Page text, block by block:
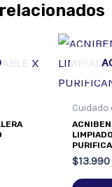
Cuidado
$13.990